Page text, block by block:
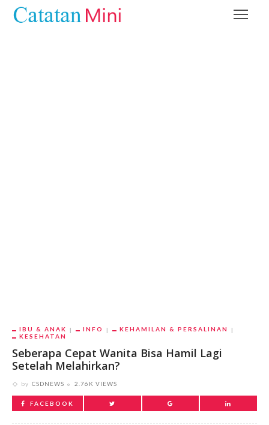
IBU & ANAK INFO
KEHAMILAN & PERSALINAN
KESEHATAN
Seberapa Cepat Wanita Bisa Hamil Lagi
Setelah Melahirkan?
by CSDNEWS 2.76K VIEWS
FACEBOOK